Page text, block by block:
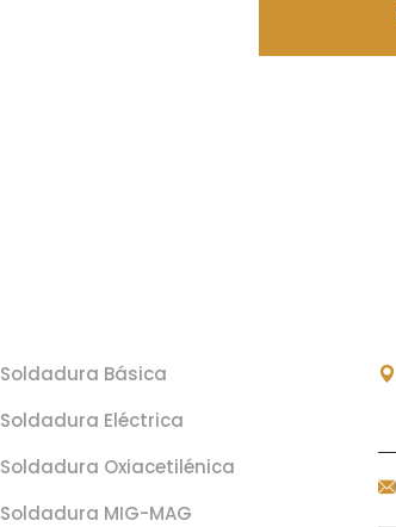
Soldadura Básica
Soldadura Eléctrica
Soldadura Oxiacetilénica
Soldadura MIG-MAG